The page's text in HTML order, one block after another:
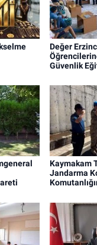
Değer
Güvenlik
Kaymakam
Jandarma